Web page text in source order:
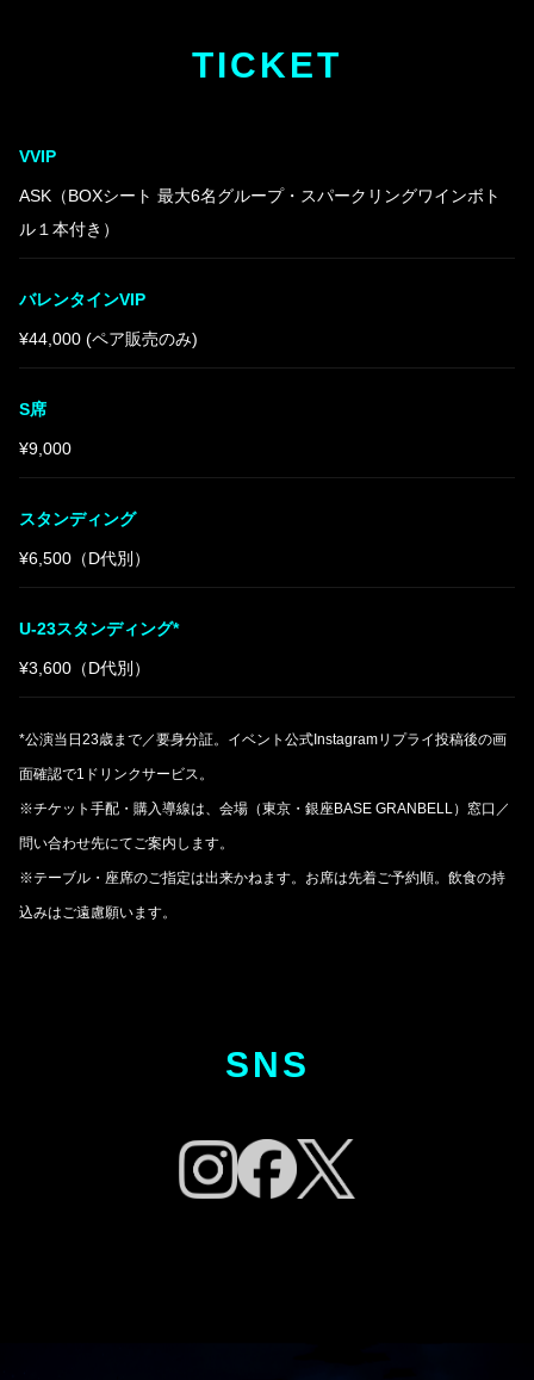
TICKET
VVIP
ASK（BOXシート 最大6名グループ・スパークリングワインボト
ル１本付き）
バレンタインVIP
¥44,000 (ペア販売のみ)
S席
¥9,000
スタンディング
¥6,500（D代別）
U-23スタンディング*
¥3,600（D代別）
*公演当日23歳まで／要身分証。イベント公式Instagramリプライ投稿後の画
面確認で1ドリンクサービス。
※チケット手配・購入導線は、会場（東京・銀座BASE GRANBELL）窓口／
問い合わせ先にてご案内します。
※テーブル・座席のご指定は出来かねます。お席は先着ご予約順。飲食の持
込みはご遠慮願います。
SNS